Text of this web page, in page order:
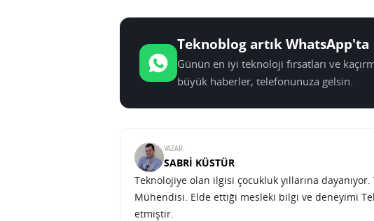
Teknoblog artık WhatsApp'ta
Günün en iyi teknoloji fırsatları ve
büyük haberler, telefonunuza gelsin.
YAZAR:
SABRI KÜSTÜR
Teknolojiye olan ilgisi çocukluk yıllarına
Mühendisi. Elde ettiği mesleki bilgi ve deneyimi
etmiştir.